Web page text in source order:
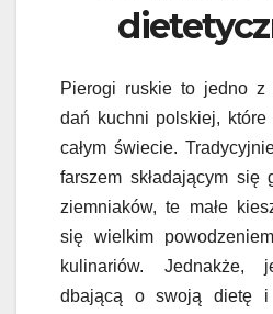
Pierogi ruskie to jedno z
dań kuchni polskiej, które
całym świecie.
farszem składającym się
ziemniaków, te małe
się wielkim
kulinariów. Jednakże,
dbającą o swoją dietę i